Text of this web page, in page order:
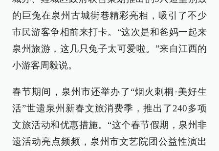
的巨兔在泉州古城街巷精彩亮相，吸引了不少
市民游客争相前来打卡。“这次是和爸妈一起来
泉州旅游，这几只兔子太可爱啦。”来自江西的
小游客周毅说。
春节期间，泉州市还举办了“烟火刺桐·美好生
活”世遗泉州新春文旅消费季，推出了240多项
文旅活动和优惠措施。“这个春节假期，泉州非
遗活动亮点频频，泉州市文艺院团公益性演出